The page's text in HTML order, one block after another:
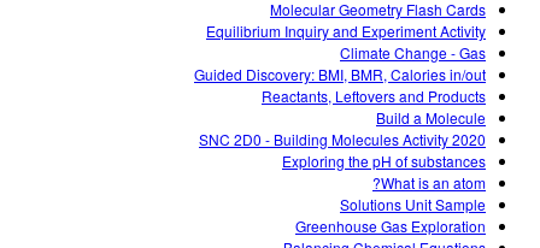
Molecular Geometry Flash Cards
Equilibrium Inquiry and Experiment Activity
Climate Change - Gas
Guided Discovery: BMI, BMR, Calories in/out
Reactants, Leftovers and Products
Build a Molecule
SNC 2D0 - Building Molecules Activity 2020
Exploring the pH of substances
What is an atom?
Solutions Unit Sample
Greenhouse Gas Exploration